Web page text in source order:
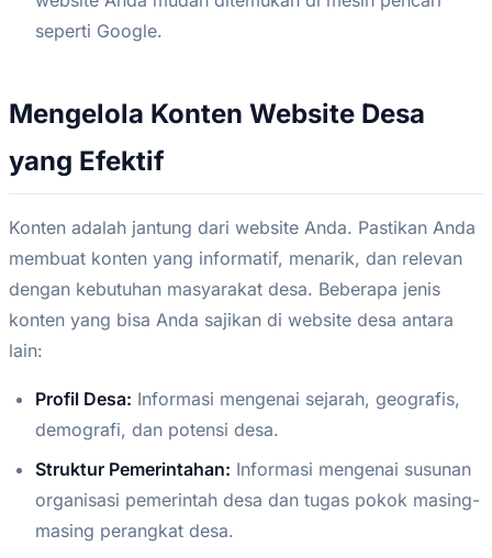
seperti Google.
Mengelola Konten Website Desa
yang Efektif
Konten adalah jantung dari website Anda. Pastikan Anda
membuat konten yang informatif, menarik, dan relevan
dengan kebutuhan masyarakat desa. Beberapa jenis
konten yang bisa Anda sajikan di website desa antara
lain:
Profil Desa: Informasi mengenai sejarah, geografis,
demografi, dan potensi desa.
Struktur Pemerintahan: Informasi mengenai susunan
organisasi pemerintah desa dan tugas pokok masing-
masing perangkat desa.